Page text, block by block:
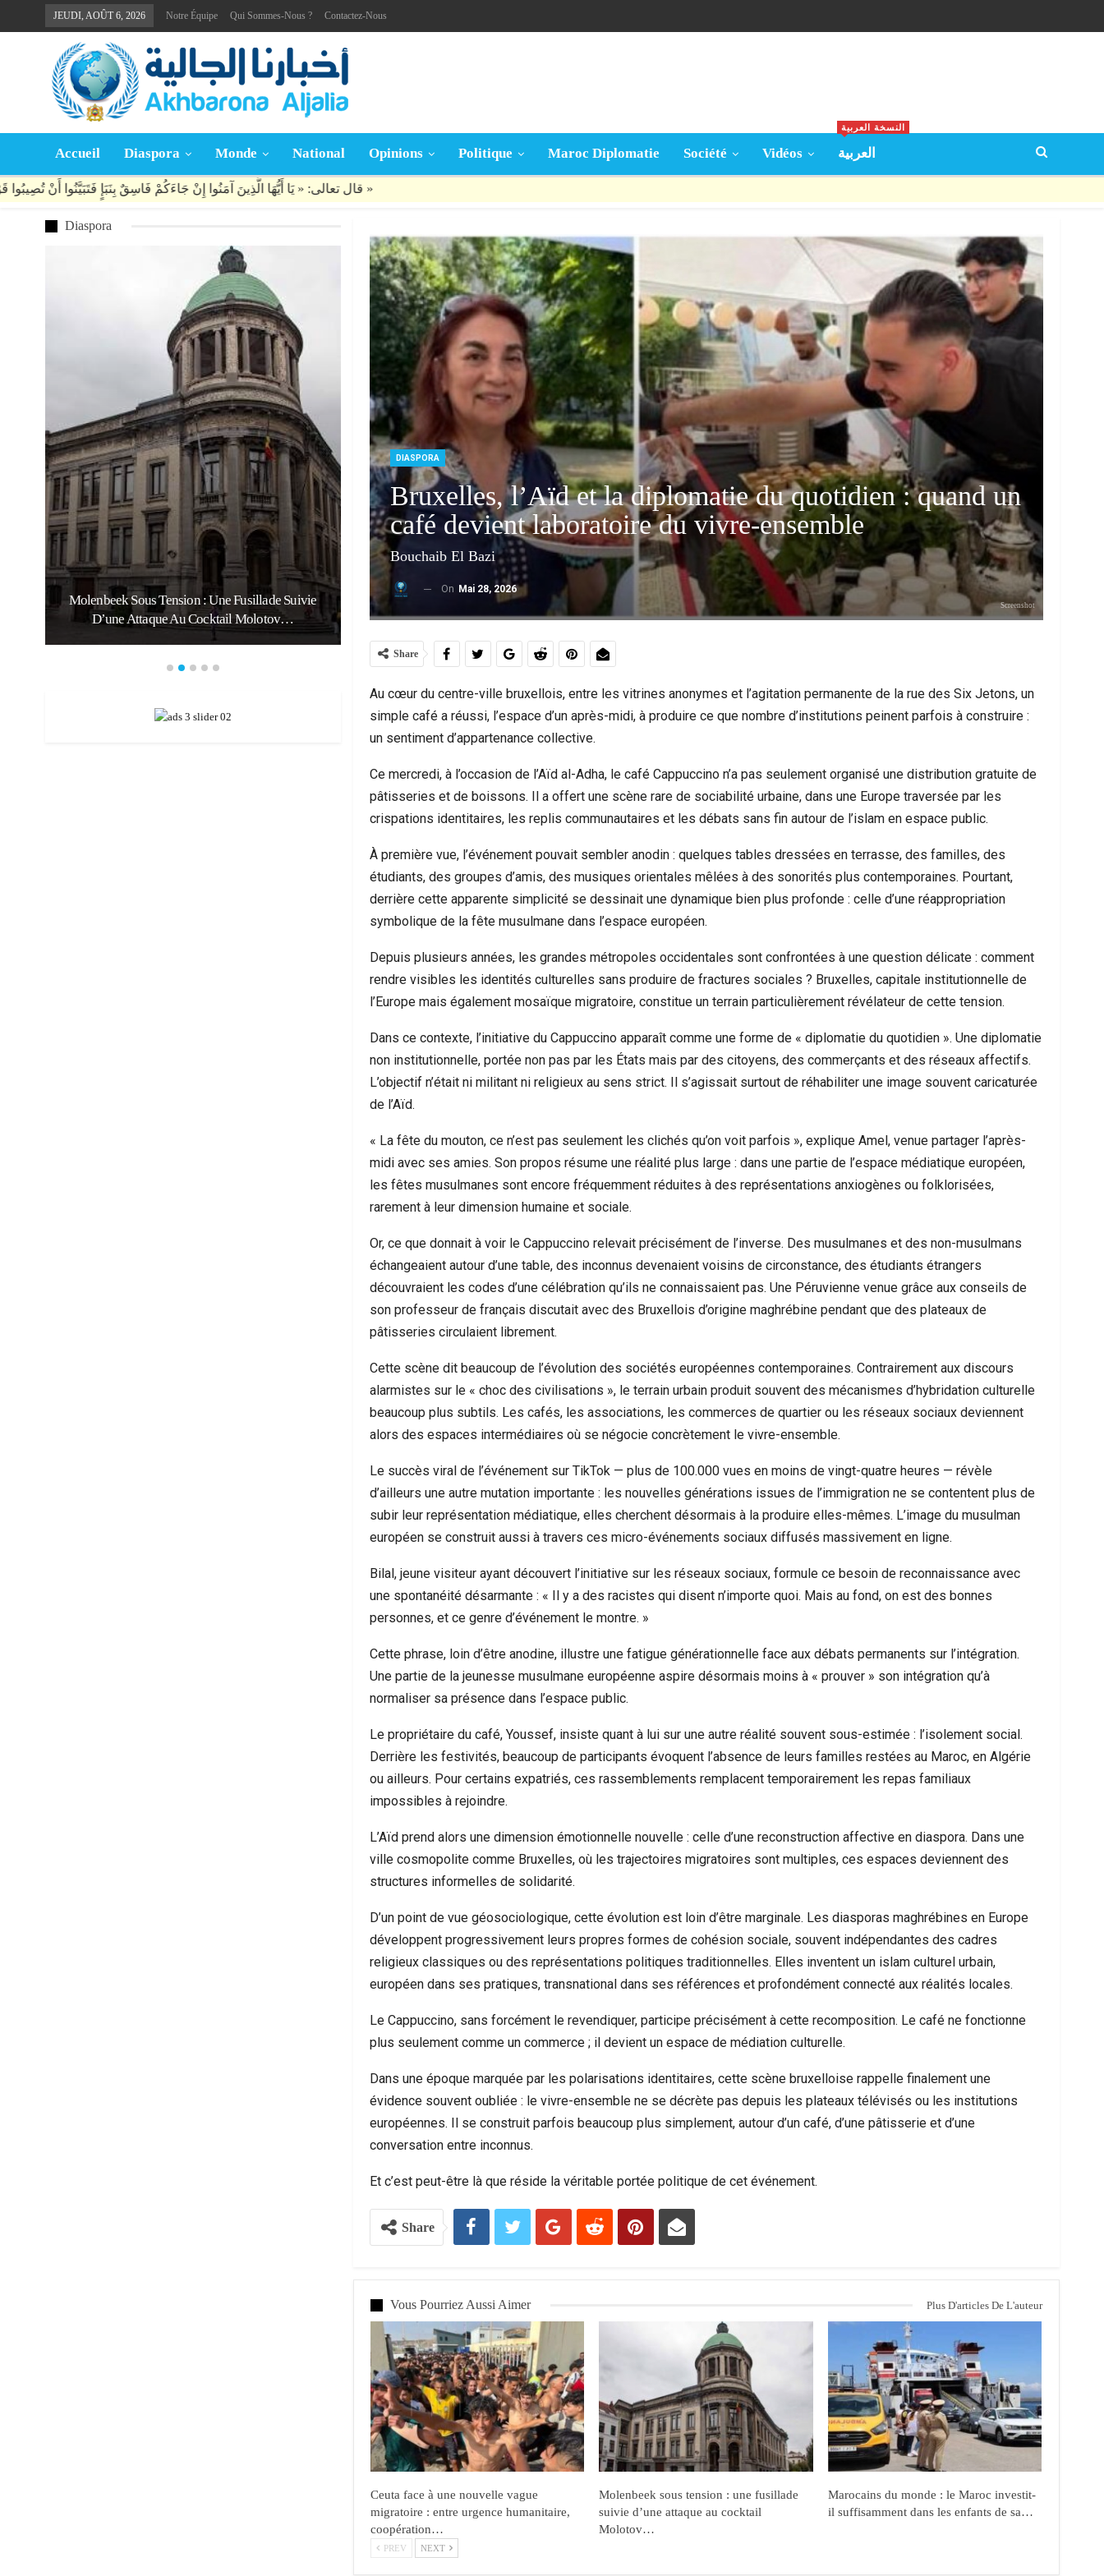
JEUDI, AOÛT 6, 2026 Notre Équipe Qui Sommes-Nous ? Contactez-Nous
Accueil Diaspora Monde National Opinions Politique Maroc Diplomatie Société Vidéos العربية
النسخة العربية
DIASPORA
Bruxelles, l’Aïd et la diplomatie du quotidien : quand un
café devient laboratoire du vivre-ensemble
Bouchaib El Bazi
On Mai 28, 2026
Screenshot
Share
Au cœur du centre-ville bruxellois, entre les vitrines anonymes et l’agitation permanente de la rue des Six Jetons, un
simple café a réussi, l’espace d’un après-midi, à produire ce que nombre d’institutions peinent parfois à construire :
un sentiment d’appartenance collective.
Ce mercredi, à l’occasion de l’Aïd al-Adha, le café Cappuccino n’a pas seulement organisé une distribution gratuite de
pâtisseries et de boissons. Il a offert une scène rare de sociabilité urbaine, dans une Europe traversée par les
crispations identitaires, les replis communautaires et les débats sans fin autour de l’islam en espace public.
À première vue, l’événement pouvait sembler anodin : quelques tables dressées en terrasse, des familles, des
étudiants, des groupes d’amis, des musiques orientales mêlées à des sonorités plus contemporaines. Pourtant,
derrière cette apparente simplicité se dessinait une dynamique bien plus profonde : celle d’une réappropriation
symbolique de la fête musulmane dans l’espace européen.
Depuis plusieurs années, les grandes métropoles occidentales sont confrontées à une question délicate : comment
rendre visibles les identités culturelles sans produire de fractures sociales ? Bruxelles, capitale institutionnelle de
l’Europe mais également mosaïque migratoire, constitue un terrain particulièrement révélateur de cette tension.
Dans ce contexte, l’initiative du Cappuccino apparaît comme une forme de « diplomatie du quotidien ». Une diplomatie
non institutionnelle, portée non pas par les États mais par des citoyens, des commerçants et des réseaux affectifs.
L’objectif n’était ni militant ni religieux au sens strict. Il s’agissait surtout de réhabiliter une image souvent caricaturée
de l’Aïd.
« La fête du mouton, ce n’est pas seulement les clichés qu’on voit parfois », explique Amel, venue partager l’après-
midi avec ses amies. Son propos résume une réalité plus large : dans une partie de l’espace médiatique européen,
les fêtes musulmanes sont encore fréquemment réduites à des représentations anxiogènes ou folklorisées,
rarement à leur dimension humaine et sociale.
Or, ce que donnait à voir le Cappuccino relevait précisément de l’inverse. Des musulmanes et des non-musulmans
échangeaient autour d’une table, des inconnus devenaient voisins de circonstance, des étudiants étrangers
découvraient les codes d’une célébration qu’ils ne connaissaient pas. Une Péruvienne venue grâce aux conseils de
son professeur de français discutait avec des Bruxellois d’origine maghrébine pendant que des plateaux de
pâtisseries circulaient librement.
Cette scène dit beaucoup de l’évolution des sociétés européennes contemporaines. Contrairement aux discours
alarmistes sur le « choc des civilisations », le terrain urbain produit souvent des mécanismes d’hybridation culturelle
beaucoup plus subtils. Les cafés, les associations, les commerces de quartier ou les réseaux sociaux deviennent
alors des espaces intermédiaires où se négocie concrètement le vivre-ensemble.
Le succès viral de l’événement sur TikTok — plus de 100.000 vues en moins de vingt-quatre heures — révèle
d’ailleurs une autre mutation importante : les nouvelles générations issues de l’immigration ne se contentent plus de
subir leur représentation médiatique, elles cherchent désormais à la produire elles-mêmes. L’image du musulman
européen se construit aussi à travers ces micro-événements sociaux diffusés massivement en ligne.
Bilal, jeune visiteur ayant découvert l’initiative sur les réseaux sociaux, formule ce besoin de reconnaissance avec
une spontanéité désarmante : « Il y a des racistes qui disent n’importe quoi. Mais au fond, on est des bonnes
personnes, et ce genre d’événement le montre. »
Cette phrase, loin d’être anodine, illustre une fatigue générationnelle face aux débats permanents sur l’intégration.
Une partie de la jeunesse musulmane européenne aspire désormais moins à « prouver » son intégration qu’à
normaliser sa présence dans l’espace public.
Le propriétaire du café, Youssef, insiste quant à lui sur une autre réalité souvent sous-estimée : l’isolement social.
Derrière les festivités, beaucoup de participants évoquent l’absence de leurs familles restées au Maroc, en Algérie
ou ailleurs. Pour certains expatriés, ces rassemblements remplacent temporairement les repas familiaux
impossibles à rejoindre.
L’Aïd prend alors une dimension émotionnelle nouvelle : celle d’une reconstruction affective en diaspora. Dans une
ville cosmopolite comme Bruxelles, où les trajectoires migratoires sont multiples, ces espaces deviennent des
structures informelles de solidarité.
D’un point de vue géosociologique, cette évolution est loin d’être marginale. Les diasporas maghrébines en Europe
développent progressivement leurs propres formes de cohésion sociale, souvent indépendantes des cadres
religieux classiques ou des représentations politiques traditionnelles. Elles inventent un islam culturel urbain,
européen dans ses pratiques, transnational dans ses références et profondément connecté aux réalités locales.
Le Cappuccino, sans forcément le revendiquer, participe précisément à cette recomposition. Le café ne fonctionne
plus seulement comme un commerce ; il devient un espace de médiation culturelle.
Dans une époque marquée par les polarisations identitaires, cette scène bruxelloise rappelle finalement une
évidence souvent oubliée : le vivre-ensemble ne se décrète pas depuis les plateaux télévisés ou les institutions
européennes. Il se construit parfois beaucoup plus simplement, autour d’un café, d’une pâtisserie et d’une
conversation entre inconnus.
Et c’est peut-être là que réside la véritable portée politique de cet événement.
Share
Vous Pourriez Aussi Aimer Plus D'articles De L'auteur
Ceuta face à une nouvelle vague
migratoire : entre urgence humanitaire,
coopération…
Molenbeek sous tension : une fusillade
suivie d’une attaque au cocktail
Molotov…
Marocains du monde : le Maroc investit-
il suffisamment dans les enfants de sa…
PREV NEXT
Diaspora
Molenbeek Sous Tension : Une Fusillade Suivie
D’une Attaque Au Cocktail Molotov…
Marocains Du Monde : Le Maroc Investit-Il
Suffisamment Dans Les Enfants De Sa…
Drame À Nador : Les Circonstances D’un
Accident De Quad Qui Bouleverse La…
Mort D’un